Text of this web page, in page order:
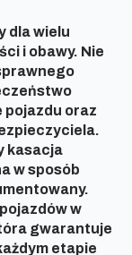
dla wielu
i obawy. Nie
oraz
kasacja
w sposób
w
gwarantuje
etapie